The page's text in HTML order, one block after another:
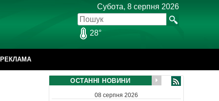
Субота, 8 серпня 2026
28°
РЕКЛАМА
ОСТАННІ НОВИНИ
08 серпня 2026